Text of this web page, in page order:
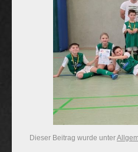
Dieser Beitrag wurde unter